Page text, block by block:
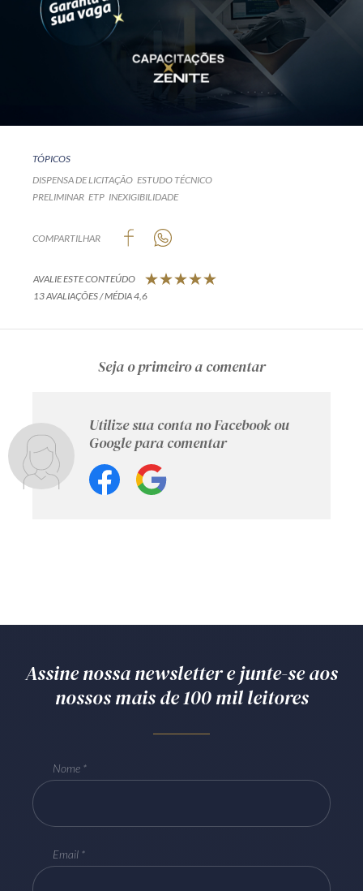
TÓPICOS
DISPENSA DE LICITAÇÃO ESTUDO TÉCNICO
PRELIMINAR ETP INEXIGIBILIDADE
COMPARTILHAR
AVALIE ESTE CONTEÚDO
13 AVALIAÇÕES / MÉDIA 4,6
Seja o primeiro a comentar
Utilize sua conta no Facebook ou
Google para comentar
Assine nossa newsletter e junte-se aos
nossos mais de 100 mil leitores
Nome
Email